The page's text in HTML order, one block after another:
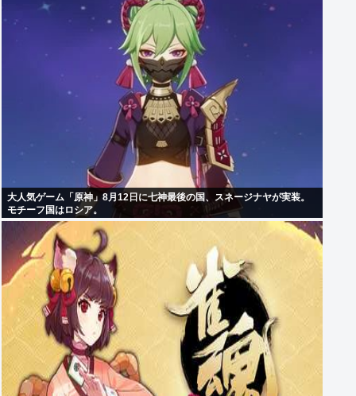
大人気ゲーム「原神」8月12日に七神最後の国、スネージナヤが実装。
モチーフ国はロシア。